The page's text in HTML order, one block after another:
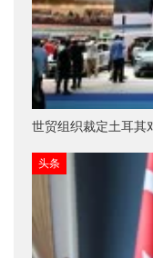
世贸组织裁定土耳其
头条